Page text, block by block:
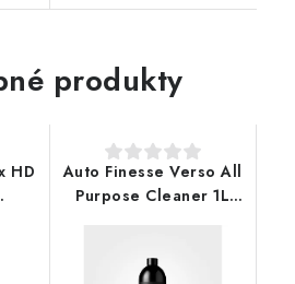
produkty
HD
Auto Finesse Verso All
Purpose Cleaner 1L